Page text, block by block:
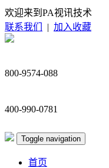
欢迎来到PA视讯技术
联系我们
| 加入收藏
800-9574-088
400-990-0781
Toggle navigation
首页